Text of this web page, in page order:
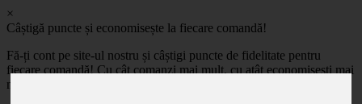
×
Câștigă puncte și economisește la fiecare comandă!
Fă-ți cont pe site-ul nostru și câștigi puncte de fidelitate pentru
fiecare comandă! Cu cât comanzi mai mult, cu atât economisești mai
mult!